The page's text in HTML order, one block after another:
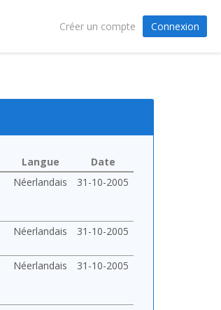
Créer un compte Connexion
Langue
Date
Néerlandais 31-10-2005
Néerlandais 31-10-2005
Néerlandais 31-10-2005